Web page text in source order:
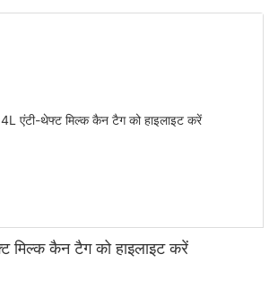
मिल्क कैन टैग को हाइलाइट करें